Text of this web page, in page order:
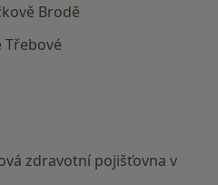
Brodě
Třebové
zdravotní pojišťovna v